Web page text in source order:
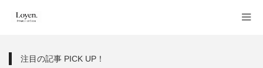
注目の記事 PICK UP！